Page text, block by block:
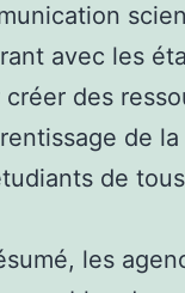
avec les
créer des
de
de
les